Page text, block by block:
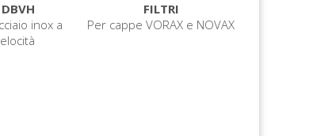
inox a
FILTRI
Per cappe VORAX e NOVAX